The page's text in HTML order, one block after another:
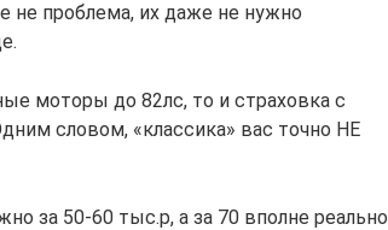
не проблема, их даже не нужно
моторы до 82лс, то и страховка с
словом, «классика» вас точно НЕ
за 50-60 тыс.р, а за 70 вполне реально